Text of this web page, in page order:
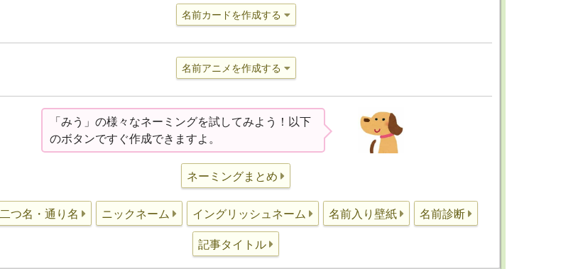
名前カードを作成する
名前アニメを作成する
「みう」の様々なネーミングを試してみよう！以下
のボタンですぐ作成できますよ。
ネーミングまとめ
二つ名・通り名 ニックネーム イングリッシュネーム 名前入り壁紙 名前診断
記事タイトル